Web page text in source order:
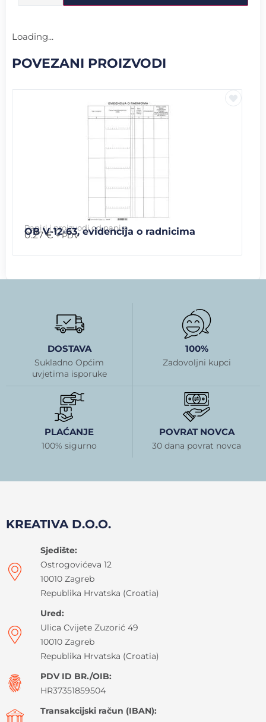
Loading...
POVEZANI PROIZVODI
Papiri i proizvodi od papira
OB V-12-63, evidencija o radnicima
0.27€ + PDV
DOSTAVA
Sukladno Općim
uvjetima isporuke
100%
Zadovoljni kupci
PLAĆANJE
100% sigurno
POVRAT NOVCA
30 dana povrat novca
KREATIVA D.O.O.
Sjedište:
Ostrogovićeva 12
10010 Zagreb
Republika Hrvatska (Croatia)
Ured:
Ulica Cvijete Zuzorić 49
10010 Zagreb
Republika Hrvatska (Croatia)
PDV ID BR./OIB:
HR37351859504
Transakcijski račun (IBAN):